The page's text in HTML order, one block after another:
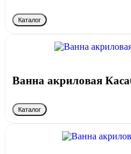
Каталог
Ванна акриловая
Каталог